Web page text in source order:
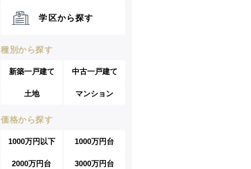
学区から探す
種別から探す
新築一戸建て 中古一戸建て
土地 マンション
価格から探す
1000万円以下 1000万円台
2000万円台 3000万円台